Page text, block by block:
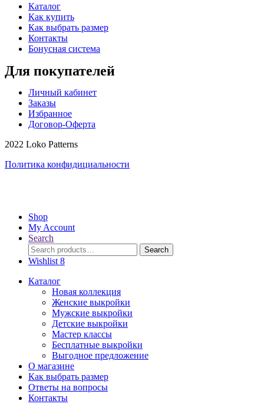
Каталог
Как купить
Как выбрать размер
Контакты
Бонусная система
Для покупателей
Личный кабинет
Заказы
Избранное
Договор-Оферта
2022 Loko Patterns
Политика конфидициальности
Shop
My Account
Search
Search
for:
Search
Wishlist 8
Каталог
Новая коллекция
Женские выкройки
Мужские выкройки
Детские выкройки
Мастер классы
Бесплатные выкройки
Выгодное предложение
О магазине
Как выбрать размер
Ответы на вопросы
Контакты